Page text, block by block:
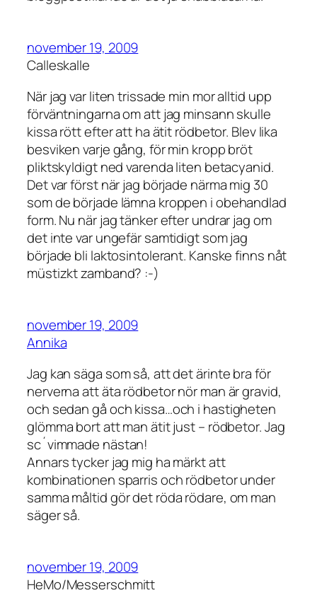
november 19, 2009
Calleskalle
När jag var liten trissade min mor alltid upp
förväntningarna om att jag minsann skulle
kissa rött efter att ha ätit rödbetor. Blev lika
besviken varje gång, för min kropp bröt
pliktskyldigt ned varenda liten betacyanid.
Det var först när jag började närma mig 30
som de började lämna kroppen i obehandlad
form. Nu när jag tänker efter undrar jag om
det inte var ungefär samtidigt som jag
började bli laktosintolerant. Kanske finns nåt
müstizkt zamband? :-)
november 19, 2009
Annika
Jag kan säga som så, att det ärinte bra för
nerverna att äta rödbetor nör man är gravid,
och sedan gå och kissa…och i hastigheten
glömma bort att man ätit just – rödbetor. Jag
sc´vimmade nästan!
Annars tycker jag mig ha märkt att
kombinationen sparris och rödbetor under
samma måltid gör det röda rödare, om man
säger så.
november 19, 2009
HeMo/Messerschmitt